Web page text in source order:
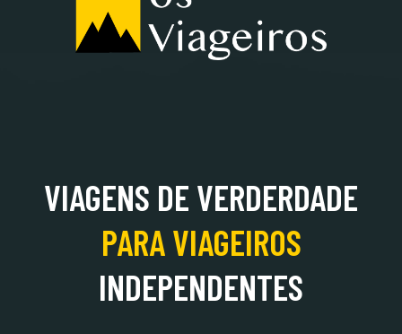
VIAGENS DE VERDERDADE
PARAVIAGEIROS
INDEPENDENTES